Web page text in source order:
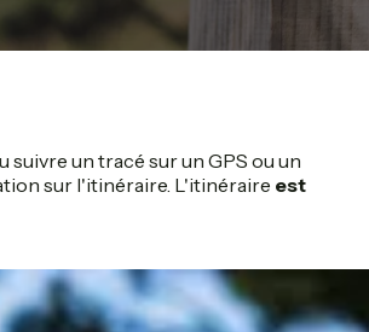
un tracé sur un GPS ou un
sur l'itinéraire. L'itinéraire est